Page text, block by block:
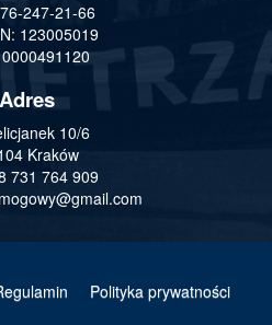
247-21-66
123005019
Adres
10/6
Kraków
731 764 909
Polityka prywatności